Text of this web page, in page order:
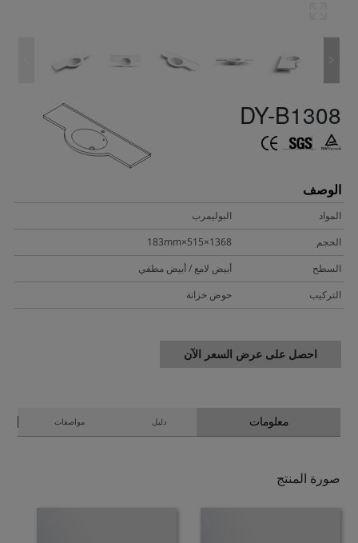
DY-B1308
الوصف
المواد
البوليمرب
الحجم
1368×515×183mm
السطح
أبيض لامع / أبيض مطفي
التركيب
حوض خزانة
احصل على عرض السعر الآن
معلومات دليل مواصفات
صورة المنتج